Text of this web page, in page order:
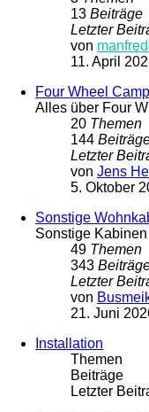
13 Beiträge
Letzter
von
11. April
Four Wheel
Alles über Four
20 Themen
144
Letzter
von Jens
5. Oktober
Sonstige
Sonstige Kabinen
49 Themen
343
Letzter
von
21. Juni
Installation
Themen
Beiträge
Letzter